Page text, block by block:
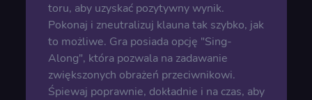
toru, aby uzyskać pozytywny wynik.
Pokonaj i zneutralizuj klauna tak szybko, jak
to możliwe. Gra posiada opcję "Sing-
Along", która pozwala na zadawanie
zwiększonych obrażeń przeciwnikowi.
Śpiewaj poprawnie, dokładnie i na czas, aby